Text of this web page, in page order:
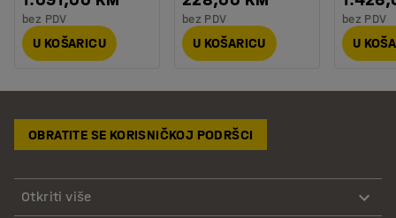
bez PDV
U KOŠARICU
bez PDV
U KOŠARICU
bez PDV
U
OBRATITE SE KORISNIČKOJ PODRŠCI
Otkriti više